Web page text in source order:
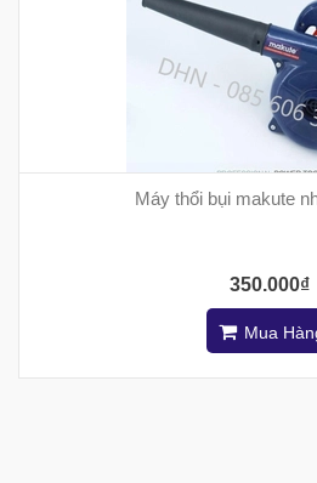
Máy thổi bụi makute
350.000₫
Mua